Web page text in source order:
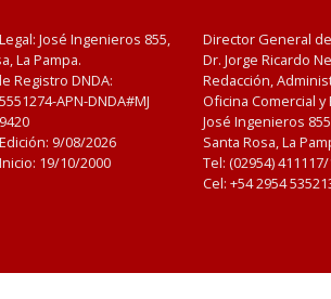
José Ingenieros 855,
La Pampa.
Registro DNDA:
APN-DNDA#MJ
9420
9/08/2026
19/10/2000
Director General
Dr. Jorge Ricardo
Redacción,
Oficina Comercial
José Ingenieros
Santa Rosa, La
Tel: (02954)
Cel: +54 2954